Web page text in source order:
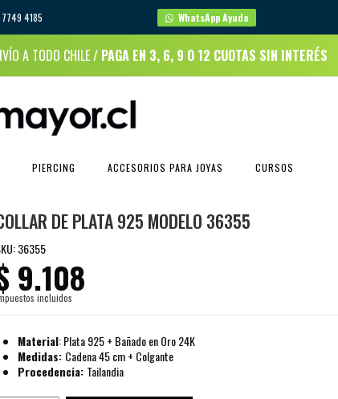
4185 WhatsApp Ayuda
A TODO CHILE / PAGA EN 3, 6, 9 O 12 CUOTAS SIN INTERÉS
PIERCING ACCESORIOS PARA JOYAS CURSOS
DE PLATA 925 MODELO 36355
36355
9.108
incluidos
Material: Plata 925 + Bañado en Oro 24K
Medidas: Cadena 45 cm + Colgante
Procedencia: Tailandia